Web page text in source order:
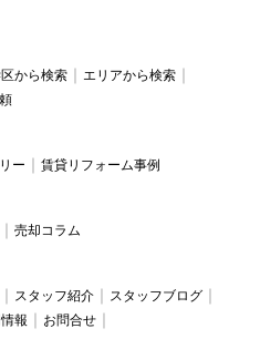
から検索
エリアから検索
ー 賃貸リフォーム事例
売却コラム
スタッフ紹介
スタッフブログ
報
お問合せ